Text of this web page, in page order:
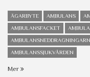
ÄGARBYTE AMBULANS
AMBULANSFACKET
AMBULANSSJUKVÅRDEN
Mer